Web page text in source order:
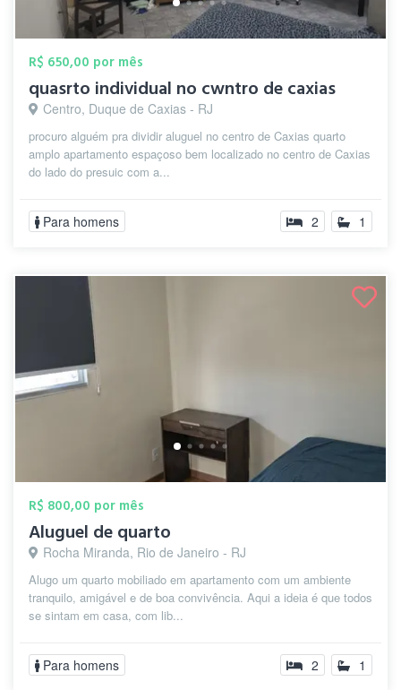
R$ 650,00 por mês
quasrto individual no cwntro de caxias
Centro, Duque de Caxias - RJ
procuro alguém pra dividir aluguel no centro de Caxias quarto
amplo apartamento espaçoso bem localizado no centro de Caxias
do lado do presuic com a...
Para homens 2 1
R$ 800,00 por mês
Aluguel de quarto
Rocha Miranda, Rio de Janeiro - RJ
Alugo um quarto mobiliado em apartamento com um ambiente
tranquilo, amigável e de boa convivência. Aqui a ideia é que todos
se sintam em casa, com lib...
Para homens 2 1